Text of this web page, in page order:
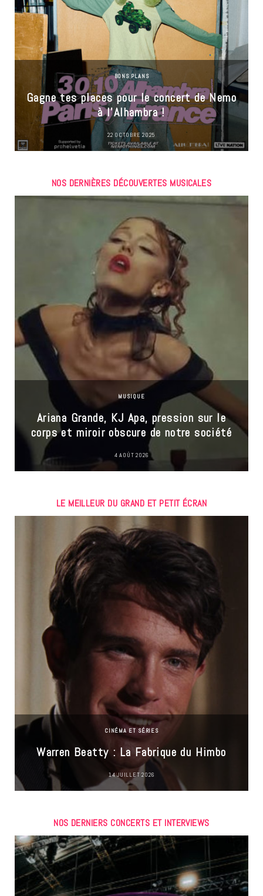
BONS PLANS
Gagne tes places pour le concert de Nemo
à l’Alhambra !
22 OCTOBRE 2025
NOS DERNIÈRES DÉCOUVERTES MUSICALES
MUSIQUE
Ariana Grande, KJ Apa, pression sur le
corps et miroir obscure de notre société
4 AOÛT 2026
LE MEILLEUR DU GRAND ET PETIT ÉCRAN
CINÉMA ET SÉRIES
Warren Beatty : La Fabrique du Himbo
14 JUILLET 2026
NOS DERNIERS CONCERTS ET INTERVIEWS